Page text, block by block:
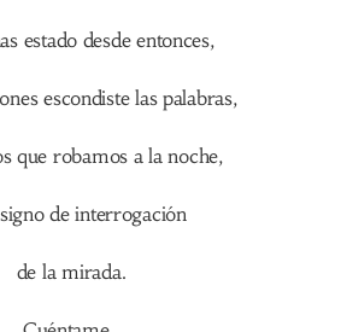
estado desde entonces,
escondiste las palabras,
que robamos a la noche,
de interrogación
de la mirada.